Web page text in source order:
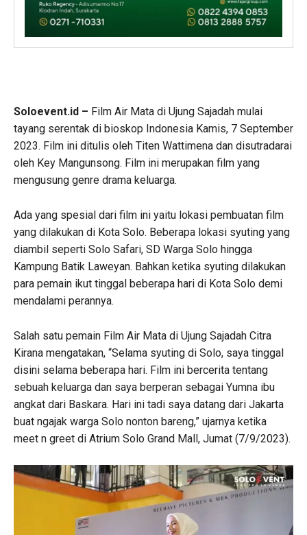
Soloevent.id – Film Air Mata di Ujung Sajadah mulai
tayang serentak di bioskop Indonesia Kamis, 7 September
2023. Film ini ditulis oleh Titen Wattimena dan disutradarai
oleh Key Mangunsong. Film ini merupakan film yang
mengusung genre drama keluarga.
Ada yang spesial dari film ini yaitu lokasi pembuatan film
yang dilakukan di Kota Solo. Beberapa lokasi syuting yang
diambil seperti Solo Safari, SD Warga Solo hingga
Kampung Batik Laweyan. Bahkan ketika syuting dilakukan
para pemain ikut tinggal beberapa hari di Kota Solo demi
mendalami perannya.
Salah satu pemain Film Air Mata di Ujung Sajadah Citra
Kirana mengatakan, “Selama syuting di Solo, saya tinggal
disini selama beberapa hari. Film ini bercerita tentang
sebuah keluarga dan saya berperan sebagai Yumna ibu
angkat dari Baskara. Hari ini tadi saya datang dari Jakarta
buat ngajak warga Solo nonton bareng,” ujarnya ketika
meet n greet di Atrium Solo Grand Mall, Jumat (7/9/2023).